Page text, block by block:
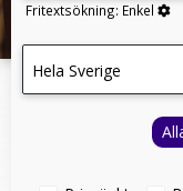
Fritextsökning: Enkel
Hela Sverige